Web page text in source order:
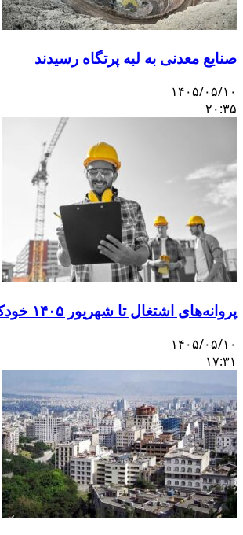
معدنی به لبه پرتگاه رسیدند
۰۵/۱۰
اشتغال تا شهریور ۱۴۰۵ خودکار تمدید شد
۰۵/۱۰